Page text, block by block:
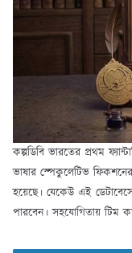
কল্পডিবি ভারতের প্রথম
ভাষার স্পেকুলেটিভ
হয়েছে। যেকেউ এই
পারবেন। সহযোগিতায় টিম